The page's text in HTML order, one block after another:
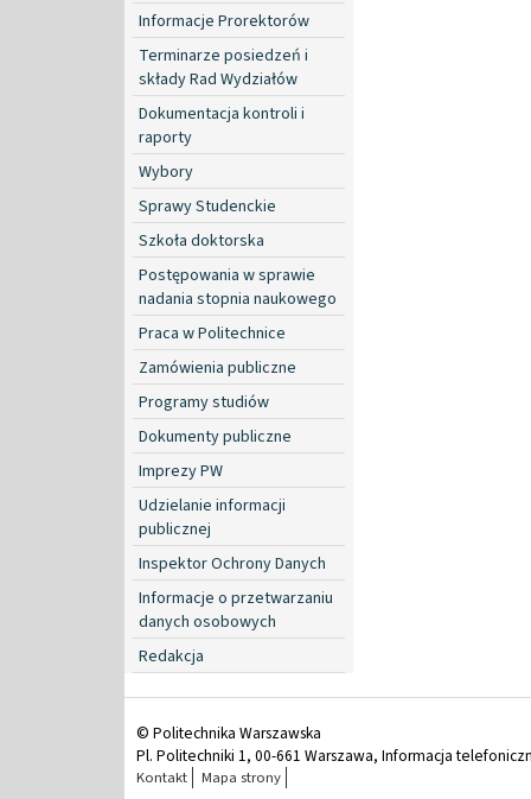
Informacje Prorektorów
Terminarze posiedzeń i
składy Rad Wydziałów
Dokumentacja kontroli i
raporty
Wybory
Sprawy Studenckie
Szkoła doktorska
Postępowania w sprawie
nadania stopnia naukowego
Praca w Politechnice
Zamówienia publiczne
Programy studiów
Dokumenty publiczne
Imprezy PW
Udzielanie informacji
publicznej
Inspektor Ochrony Danych
Informacje o przetwarzaniu
danych osobowych
Redakcja
© Politechnika Warszawska
Pl. Politechniki 1, 00-661 Warszawa, Informacja
Kontakt Mapa strony